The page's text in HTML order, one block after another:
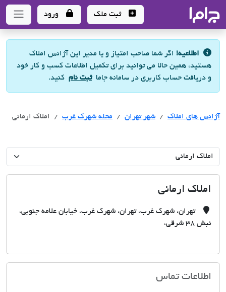
- سامانه جامع املاک و مشاورین املاک
ثبت ملک ورود
اطلاعیه! اگر شما صاحب امتیاز و یا مدیر این آژانس املاک
هستید، همین حالا می توانید برای تکمیل اطلاعات کسب و کار خود
و دریافت حساب کاربری در سامانه جاماثبت نام کنید.
آژانس های املاک آژانس های املاک
شهر تهران آژانس های املاک
محله شهرک غرب املاک ارمانی
املاک ارمانی
تهران، شهرک غرب، تهران، شهرک غرب، خیابان علامه جنوبی،
نبش 38 شرقی،
اطلاعات تماس